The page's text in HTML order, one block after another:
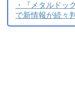
・『メタルドッ
で新情報が続々